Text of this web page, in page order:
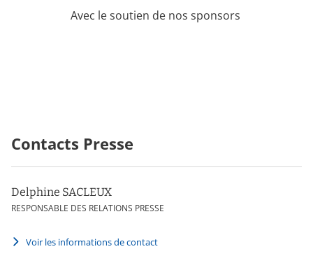
Avec le soutien de nos sponsors
Contacts Presse
Delphine SACLEUX
RESPONSABLE DES RELATIONS PRESSE
Voir les informations de contact